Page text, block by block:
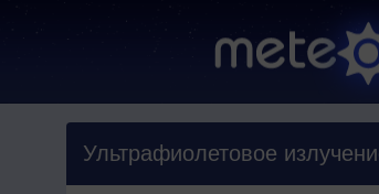
Ультрафиолетовое